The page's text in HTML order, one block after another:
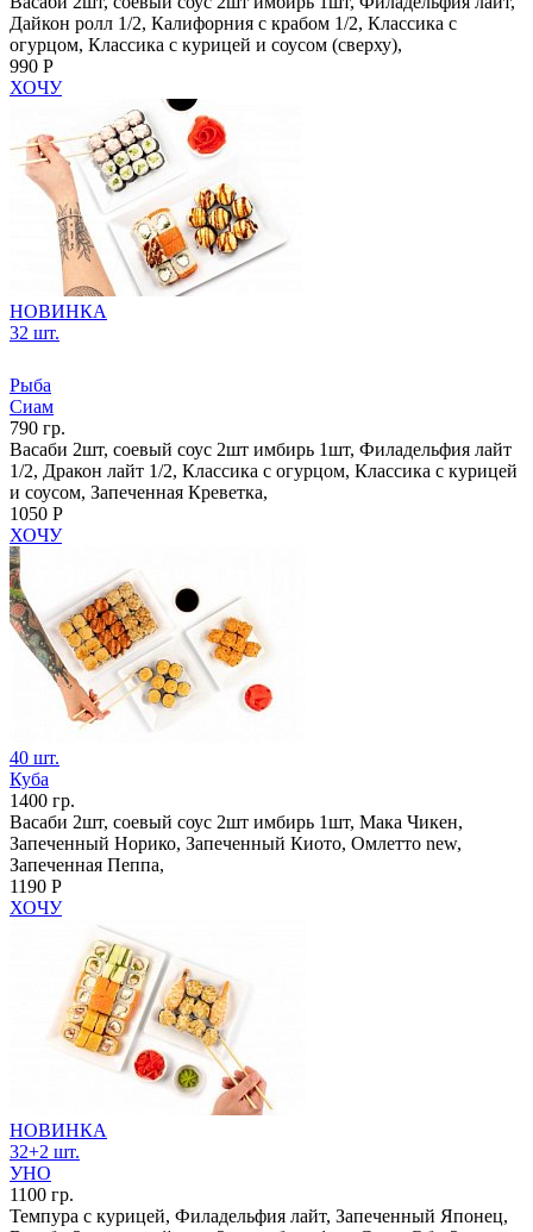
Дайкон ролл 1/2, Калифорния с крабом 1/2, Классика с
огурцом, Классика с курицей и соусом (сверху),
990 Р
ХОЧУ
НОВИНКА
32 шт.
Рыба
Сиам
790 гр.
Васаби 2шт, соевый соус 2шт имбирь 1шт, Филадельфия лайт
1/2, Дракон лайт 1/2, Классика с огурцом, Классика с курицей
и соусом, Запеченная Креветка,
1050 Р
ХОЧУ
40 шт.
Куба
1400 гр.
Васаби 2шт, соевый соус 2шт имбирь 1шт, Мака Чикен,
Запеченный Норико, Запеченный Киото, Омлетто new,
Запеченная Пеппа,
1190 Р
ХОЧУ
НОВИНКА
32+2 шт.
УНО
1100 гр.
Темпура с курицей, Филадельфия лайт, Запеченный Японец,